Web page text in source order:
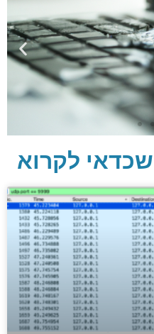
אבטחת מידע ומידע
מנוסים לא תמיד
לקרוא